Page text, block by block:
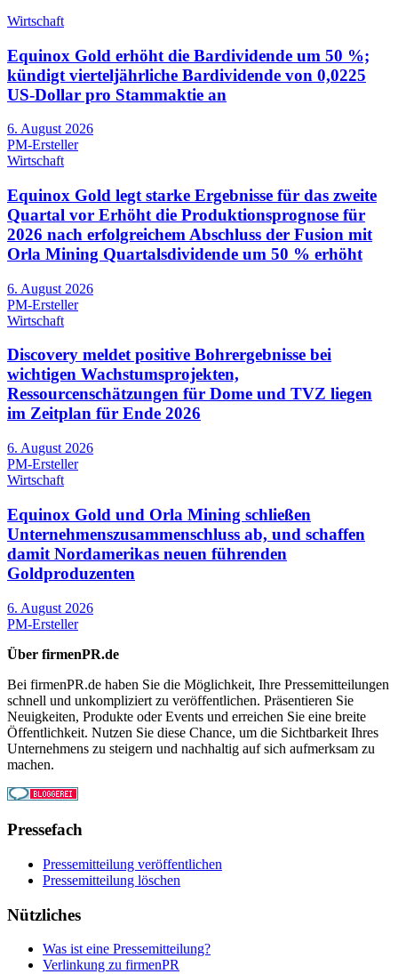
Wirtschaft
Equinox Gold erhöht die Bardividende um 50 %;
kündigt vierteljährliche Bardividende von 0,0225
US-Dollar pro Stammaktie an
6. August 2026
PM-Ersteller
Wirtschaft
Equinox Gold legt starke Ergebnisse für das zweite
Quartal vor Erhöht die Produktionsprognose für
2026 nach erfolgreichem Abschluss der Fusion mit
Orla Mining Quartalsdividende um 50 % erhöht
6. August 2026
PM-Ersteller
Wirtschaft
Discovery meldet positive Bohrergebnisse bei
wichtigen Wachstumsprojekten,
Ressourcenschätzungen für Dome und TVZ liegen
im Zeitplan für Ende 2026
6. August 2026
PM-Ersteller
Wirtschaft
Equinox Gold und Orla Mining schließen
Unternehmenszusammenschluss ab, und schaffen
damit Nordamerikas neuen führenden
Goldproduzenten
6. August 2026
PM-Ersteller
Über firmenPR.de
Bei firmenPR.de haben Sie die Möglichkeit, Ihre Pressemitteilungen
schnell und unkompliziert zu veröffentlichen. Präsentieren Sie
Neuigkeiten, Produkte oder Events und erreichen Sie eine breite
Öffentlichkeit. Nutzen Sie diese Chance, um die Sichtbarkeit Ihres
Unternehmens zu steigern und nachhaltig auf sich aufmerksam zu
machen.
Pressefach
Pressemitteilung veröffentlichen
Pressemitteilung löschen
Nützliches
Was ist eine Pressemitteilung?
Verlinkung zu firmenPR